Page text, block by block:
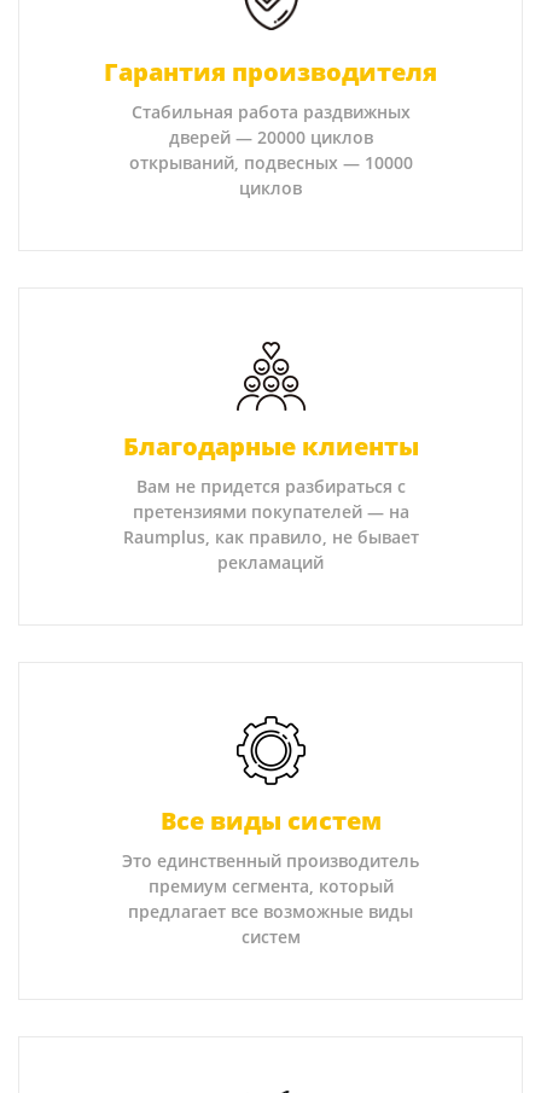
Гарантия производителя
Стабильная работа раздвижных
дверей — 20000 циклов
открываний, подвесных — 10000
циклов
Благодарные клиенты
Вам не придется разбираться с
претензиями покупателей — на
Raumplus, как правило, не бывает
рекламаций
Все виды систем
Это единственный производитель
премиум сегмента, который
предлагает все возможные виды
систем